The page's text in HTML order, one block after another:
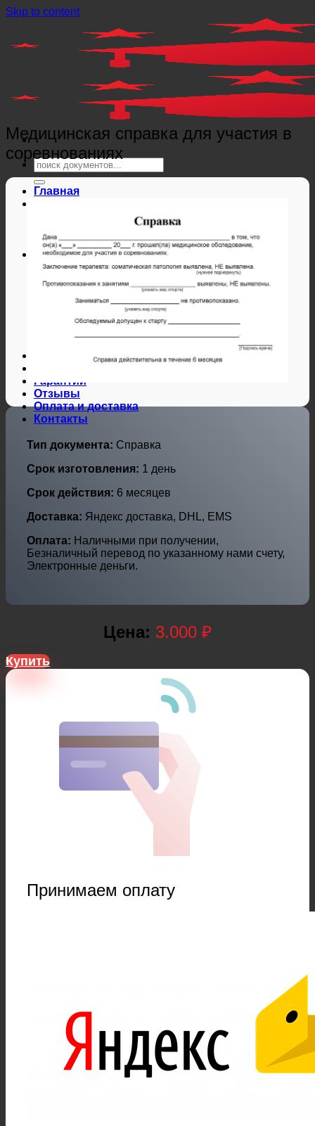
Skip to content
Главная
Справки из гос. органов
Справки ЗАГС
Дипломы и аттестаты
Дипломы РФ
Аттестаты РФ
Дипломы и аттестаты Беларуси
Дипломы и аттестаты Казахстана
Дипломы и аттестаты Украины
Нотариальные и юр. услуги
Гарантии
Отзывы
Оплата и доставка
Контакты
Медицинская справка для участия в
соревнованиях
Тип документа: Справка
Срок изготовления: 1 день
Срок действия: 6 месяцев
Доставка: Яндекс доставка, DHL, EMS
Оплата: Наличными при получении,
Безналичный перевод по указанному нами счету,
Электронные деньги.
Цена: 3.000 ₽
Купить
Принимаем оплату